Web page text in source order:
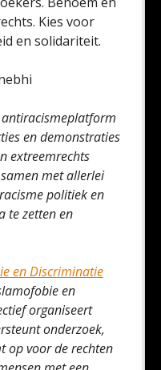
Kies voor
en solidariteit.
en demonstraties
extreemrechts
met allerlei
politiek en
te zetten en
en Discriminatie
en
organiseert
onderzoek,
op voor de rechten